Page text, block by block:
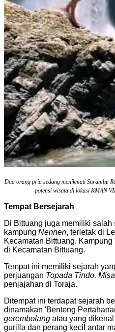
Dua orang pria sedang menikmati Sarambu
potensi wisata di lokasi KMAN
Tempat Bersejarah
Di Bittuang juga memiliki salah
kampung Nennen, terletak di
Kecamatan Bittuang.
di Kecamatan Bittuang.
Tempat ini memiliki sejarah
perjuangan Topada Tindo,
penjajahan di Toraja.
Ditempat ini terdapat sejarah
dinamakan 'Benteng
gerembolang atau yang
gurilla dan perang kecil antar